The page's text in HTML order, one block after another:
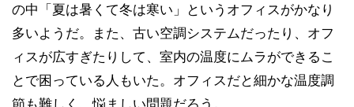
の中「夏は暑くて冬は寒い」というオフィスがかなり
多いようだ。また、古い空調システムだったり、オフ
ィスが広すぎたりして、室内の温度にムラができるこ
とで困っている人もいた。オフィスだと細かな温度調
節も難しく、悩ましい問題だろう。